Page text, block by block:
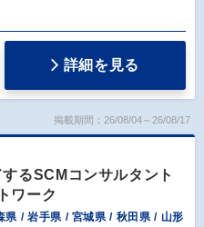
詳細を見る
掲載期間：26/08/04～26/08/17
るSCMコンサルタント
ワーク
県 / 岩手県 / 宮城県 / 秋田県 / 山形